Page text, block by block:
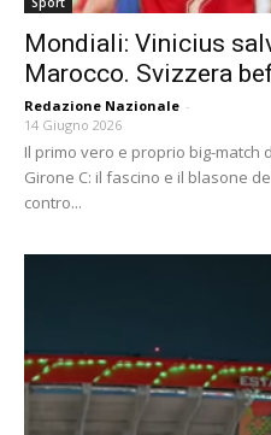
Mondiali: Vinicius
Marocco. Svizzera
Redazione Nazionale -
14 Giugno 2026
Il primo vero e proprio big-match
Girone C: il fascino e il blasone
contro...